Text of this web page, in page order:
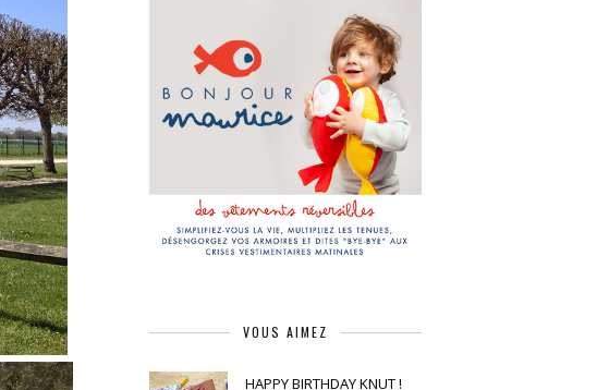
VOUS AIMEZ
HAPPY BIRTHDAY KNUT !